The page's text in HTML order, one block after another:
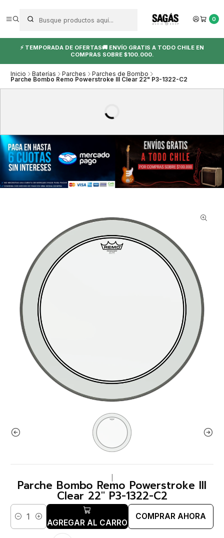
0
⚡ TEMPORADA DE OFERTAS🚚 ENVÍO GRATIS A TODO CHILE EN
COMPRAS SOBRE $100.000.
Inicio Baterías Parches Parches de Bombo
Parche Bombo Remo Powerstroke III Clear 22" P3-1322-C2
Parche Bombo Remo Powerstroke III
Clear 22" P3-1322-C2
Cantidad AGREGAR AL CARRO
COMPRAR AHORA